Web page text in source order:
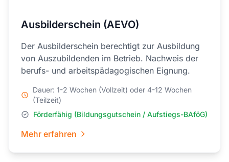
Ausbilderschein (AEVO)
Der Ausbilderschein berechtigt zur Ausbildung
von Auszubildenden im Betrieb. Nachweis der
berufs- und arbeitspädagogischen Eignung.
Dauer: 1-2 Wochen (Vollzeit) oder 4-12 Wochen
(Teilzeit)
Förderfähig (Bildungsgutschein / Aufstiegs-BAföG)
Mehr erfahren